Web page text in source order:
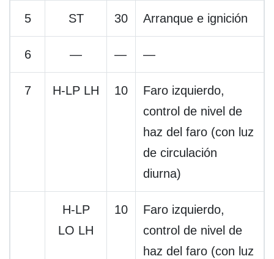
5 ST 30 Arranque e ignición
6 — — —
7 H-LP LH 10
Faro izquierdo,
control de nivel de
haz del faro (con luz
de circulación
diurna)
H-LP
LO LH
10
Faro izquierdo,
control de nivel de
haz del faro (con luz